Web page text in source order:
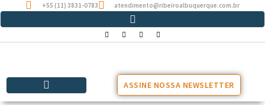
+55 (11) 3831-0783 atendimento@ribeiroalbuquerque.com.br
ASSINE NOSSA NEWSLETTER